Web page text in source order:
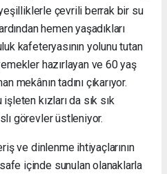
çevrili berrak bir su
hemen yaşadıkları
kafeteryasının yolunu tutan
hazırlayan ve 60 yaş
mekânın tadını çıkarıyor.
kızları da sık sık
görevler üstleniyor.
ve dinlenme ihtiyaçlarının
içinde sunulan olanaklarla